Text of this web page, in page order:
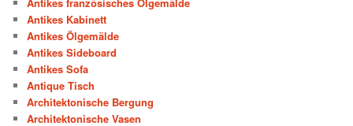
Antikes Kabinett
Antikes Ölgemälde
Antikes Sideboard
Antikes Sofa
Antique Tisch
Architektonische Bergung
Architektonische Vasen